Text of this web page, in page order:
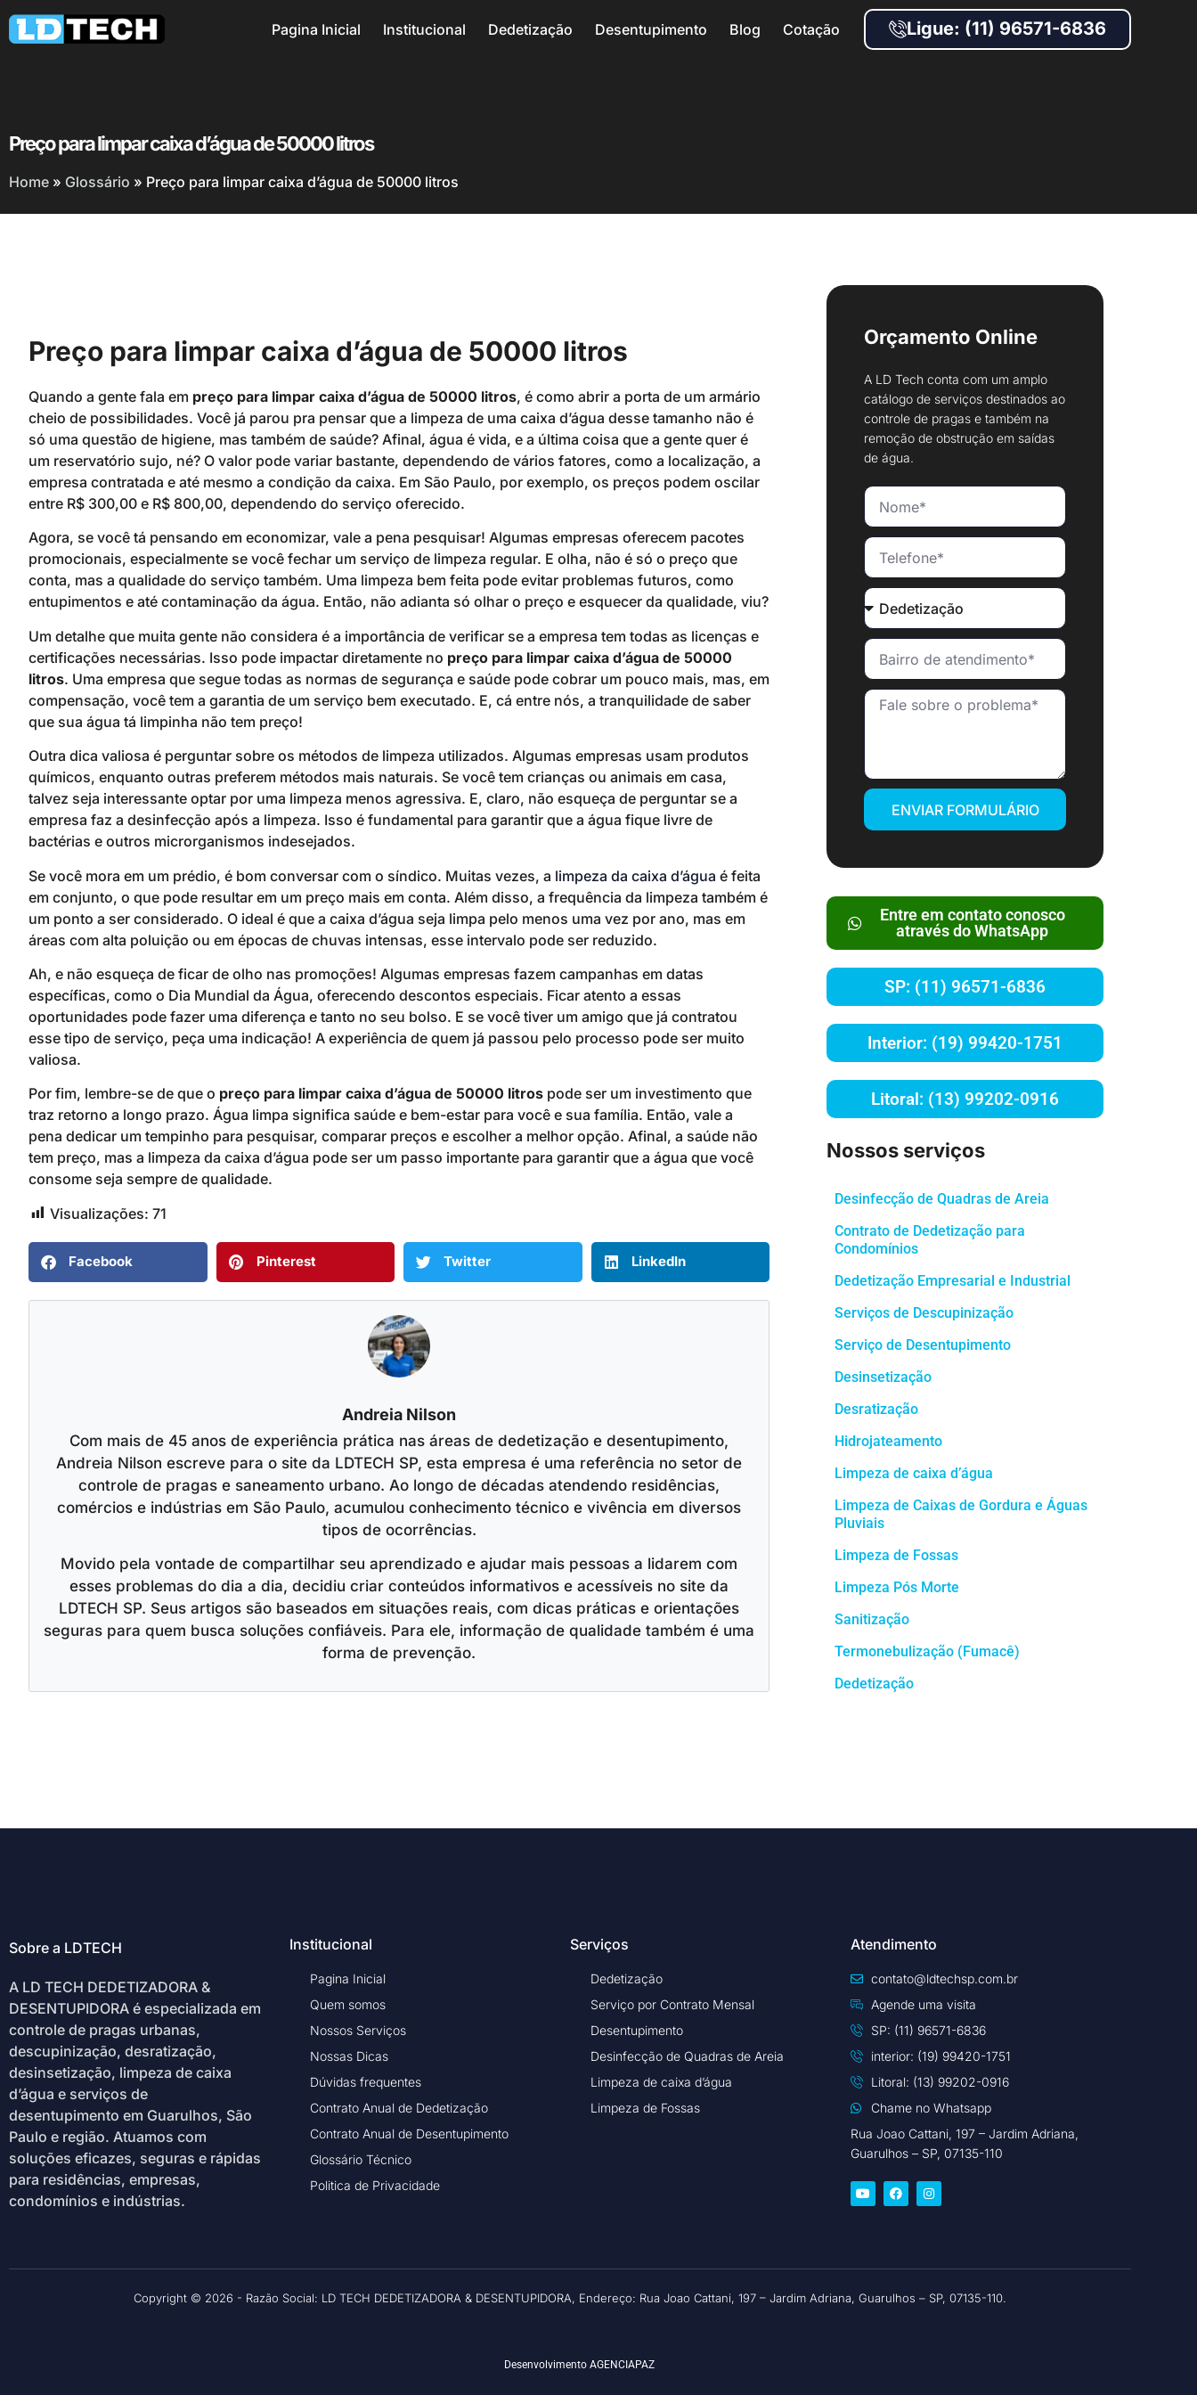
Pagina Inicial Institucional Dedetização Desentupimento Blog Cotação Ligue: (11) 96571-6836
Preço para limpar caixa d’água de 50000 litros
Home » Glossário » Preço para limpar caixa d’água de 50000 litros
Preço para limpar caixa d’água de 50000 litros
Quando a gente fala em preço para limpar caixa d’água de 50000 litros, é como abrir a porta de um armário
cheio de possibilidades. Você já parou pra pensar que a limpeza de uma caixa d’água desse tamanho não é
só uma questão de higiene, mas também de saúde? Afinal, água é vida, e a última coisa que a gente quer é
um reservatório sujo, né? O valor pode variar bastante, dependendo de vários fatores, como a localização, a
empresa contratada e até mesmo a condição da caixa. Em São Paulo, por exemplo, os preços podem oscilar
entre R$ 300,00 e R$ 800,00, dependendo do serviço oferecido.
Agora, se você tá pensando em economizar, vale a pena pesquisar! Algumas empresas oferecem pacotes
promocionais, especialmente se você fechar um serviço de limpeza regular. E olha, não é só o preço que
conta, mas a qualidade do serviço também. Uma limpeza bem feita pode evitar problemas futuros, como
entupimentos e até contaminação da água. Então, não adianta só olhar o preço e esquecer da qualidade, viu?
Um detalhe que muita gente não considera é a importância de verificar se a empresa tem todas as licenças e
certificações necessárias. Isso pode impactar diretamente no preço para limpar caixa d’água de 50000
litros. Uma empresa que segue todas as normas de segurança e saúde pode cobrar um pouco mais, mas, em
compensação, você tem a garantia de um serviço bem executado. E, cá entre nós, a tranquilidade de saber
que sua água tá limpinha não tem preço!
Outra dica valiosa é perguntar sobre os métodos de limpeza utilizados. Algumas empresas usam produtos
químicos, enquanto outras preferem métodos mais naturais. Se você tem crianças ou animais em casa,
talvez seja interessante optar por uma limpeza menos agressiva. E, claro, não esqueça de perguntar se a
empresa faz a desinfecção após a limpeza. Isso é fundamental para garantir que a água fique livre de
bactérias e outros microrganismos indesejados.
Se você mora em um prédio, é bom conversar com o síndico. Muitas vezes, a limpeza da caixa d’água é feita
em conjunto, o que pode resultar em um preço mais em conta. Além disso, a frequência da limpeza também é
um ponto a ser considerado. O ideal é que a caixa d’água seja limpa pelo menos uma vez por ano, mas em
áreas com alta poluição ou em épocas de chuvas intensas, esse intervalo pode ser reduzido.
Ah, e não esqueça de ficar de olho nas promoções! Algumas empresas fazem campanhas em datas
específicas, como o Dia Mundial da Água, oferecendo descontos especiais. Ficar atento a essas
oportunidades pode fazer uma diferença e tanto no seu bolso. E se você tiver um amigo que já contratou
esse tipo de serviço, peça uma indicação! A experiência de quem já passou pelo processo pode ser muito
valiosa.
Por fim, lembre-se de que o preço para limpar caixa d’água de 50000 litros pode ser um investimento que
traz retorno a longo prazo. Água limpa significa saúde e bem-estar para você e sua família. Então, vale a
pena dedicar um tempinho para pesquisar, comparar preços e escolher a melhor opção. Afinal, a saúde não
tem preço, mas a limpeza da caixa d’água pode ser um passo importante para garantir que a água que você
consome seja sempre de qualidade.
Visualizações: 71
Facebook Pinterest Twitter LinkedIn
Andreia Nilson
Com mais de 45 anos de experiência prática nas áreas de dedetização e desentupimento,
Andreia Nilson escreve para o site da LDTECH SP, esta empresa é uma referência no setor de
controle de pragas e saneamento urbano. Ao longo de décadas atendendo residências,
comércios e indústrias em São Paulo, acumulou conhecimento técnico e vivência em diversos
tipos de ocorrências.
Movido pela vontade de compartilhar seu aprendizado e ajudar mais pessoas a lidarem com
esses problemas do dia a dia, decidiu criar conteúdos informativos e acessíveis no site da
LDTECH SP. Seus artigos são baseados em situações reais, com dicas práticas e orientações
seguras para quem busca soluções confiáveis. Para ele, informação de qualidade também é uma
forma de prevenção.
Orçamento Online
A LD Tech conta com um amplo
catálogo de serviços destinados ao
controle de pragas e também na
remoção de obstrução em saídas
de água.
ENVIAR FORMULÁRIO
Entre em contato conosco
através do WhatsApp
SP: (11) 96571-6836
Interior: (19) 99420-1751
Litoral: (13) 99202-0916
Nossos serviços
Desinfecção de Quadras de Areia
Contrato de Dedetização para
Condomínios
Dedetização Empresarial e Industrial
Serviços de Descupinização
Serviço de Desentupimento
Desinsetização
Desratização
Hidrojateamento
Limpeza de caixa d’água
Limpeza de Caixas de Gordura e Águas
Pluviais
Limpeza de Fossas
Limpeza Pós Morte
Sanitização
Termonebulização (Fumacê)
Dedetização
Sobre a LDTECH
A LD TECH DEDETIZADORA &
DESENTUPIDORA é especializada em
controle de pragas urbanas,
descupinização, desratização,
desinsetização, limpeza de caixa
d’água e serviços de
desentupimento em Guarulhos, São
Paulo e região. Atuamos com
soluções eficazes, seguras e rápidas
para residências, empresas,
condomínios e indústrias.
Institucional
Pagina Inicial
Quem somos
Nossos Serviços
Nossas Dicas
Dúvidas frequentes
Contrato Anual de Dedetização
Contrato Anual de Desentupimento
Glossário Técnico
Politica de Privacidade
Serviços
Dedetização
Serviço por Contrato Mensal
Desentupimento
Desinfecção de Quadras de Areia
Limpeza de caixa d’água
Limpeza de Fossas
Atendimento
contato@ldtechsp.com.br
Agende uma visita
SP: (11) 96571-6836
interior: (19) 99420-1751
Litoral: (13) 99202-0916
Chame no Whatsapp
Rua Joao Cattani, 197 – Jardim Adriana,
Guarulhos – SP, 07135-110
Copyright © 2026 - Razão Social: LD TECH DEDETIZADORA & DESENTUPIDORA, Endereço: Rua Joao Cattani, 197 – Jardim Adriana, Guarulhos – SP, 07135-110.
Desenvolvimento AGENCIAPAZ